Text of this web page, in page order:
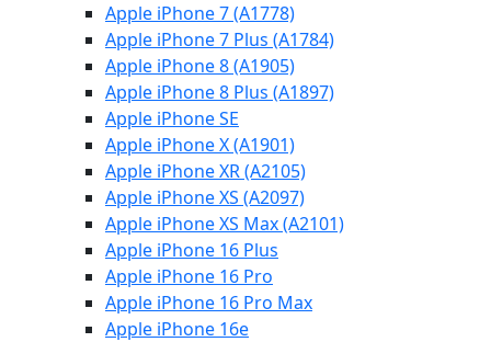
Apple iPhone 7 (A1778)
Apple iPhone 7 Plus (A1784)
Apple iPhone 8 (A1905)
Apple iPhone 8 Plus (A1897)
Apple iPhone SE
Apple iPhone X (A1901)
Apple iPhone XR (A2105)
Apple iPhone XS (A2097)
Apple iPhone XS Max (A2101)
Apple iPhone 16 Plus
Apple iPhone 16 Pro
Apple iPhone 16 Pro Max
Apple iPhone 16e